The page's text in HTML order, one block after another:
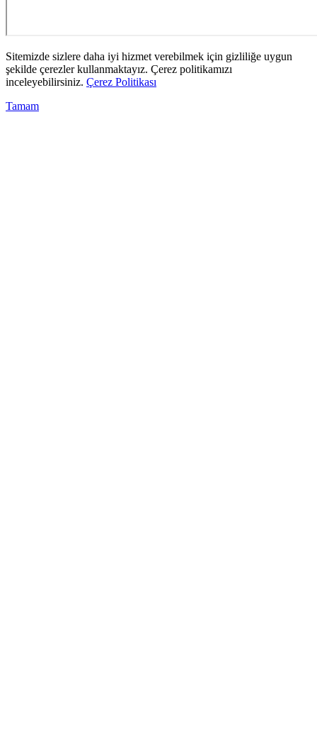
Sitemizde sizlere daha iyi hizmet verebilmek için gizliliğe uygun
şekilde çerezler kullanmaktayız. Çerez politikamızı
inceleyebilirsiniz. Çerez Politikası
Tamam